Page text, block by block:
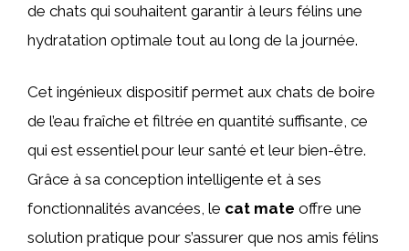
de chats qui souhaitent garantir à leurs félins une
hydratation optimale tout au long de la journée.
Cet ingénieux dispositif permet aux chats de boire
de l’eau fraîche et filtrée en quantité suffisante, ce
qui est essentiel pour leur santé et leur bien-être.
Grâce à sa conception intelligente et à ses
fonctionnalités avancées, le cat mate offre une
solution pratique pour s’assurer que nos amis félins